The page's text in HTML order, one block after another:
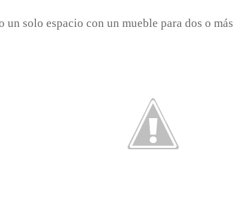
solo espacio con un mueble para dos o